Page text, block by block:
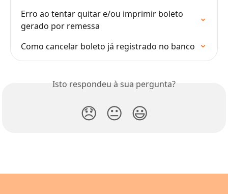
Erro ao tentar quitar e/ou imprimir boleto
gerado por remessa
Como cancelar boleto já registrado no banco
Isto respondeu à sua pergunta?
😞 😐 😃